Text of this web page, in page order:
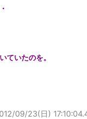
ていたのを。
09/23(日)